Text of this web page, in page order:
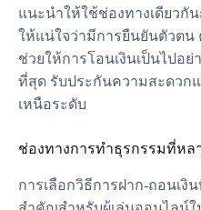
แนะนำให้ใช้ช่องทางเดียวกั
ให้แน่ใจว่ามีการยืนยันตัวตน
ช่วยให้การโอนเงินเป็นไปอย่
ที่สุด รับประกันความสะดวก
เหนือระดับ
ช่องทางการทำธุรกรรมที่หล
การเลือกวิธีการฝาก-ถอนเงิ